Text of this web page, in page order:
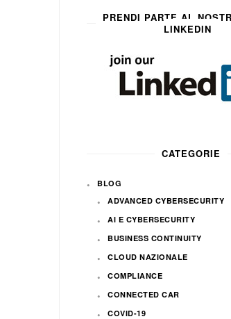
PRENDI PARTE AL
LINKEDIN
CATEGORIE
BLOG
ADVANCED CYBERSECURITY
AI E CYBERSECURITY
BUSINESS CONTINUITY
CLOUD NAZIONALE
COMPLIANCE
CONNECTED CAR
COVID-19